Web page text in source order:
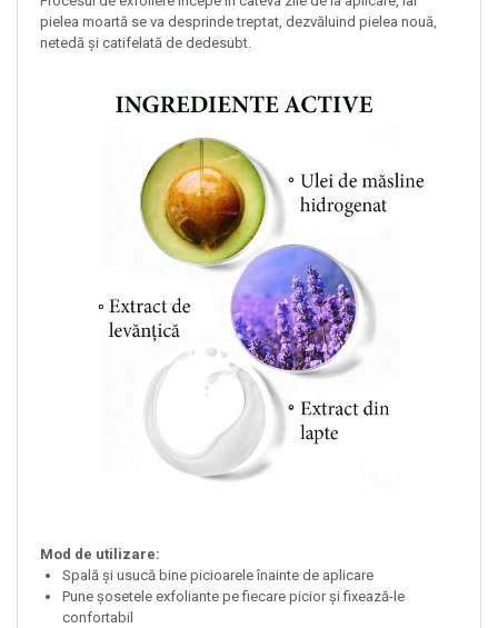
pielea moartă se va desprinde treptat, dezvăluind pielea nouă,
netedă și catifelată de dedesubt.
Mod de utilizare:
Spală și usucă bine picioarele înainte de aplicare
Pune șosetele exfoliante pe fiecare picior și fixează-le
confortabil